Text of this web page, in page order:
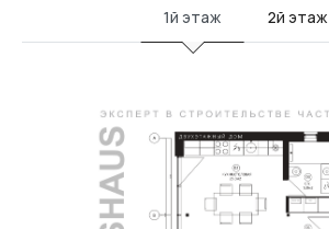
1й этаж 2й этаж